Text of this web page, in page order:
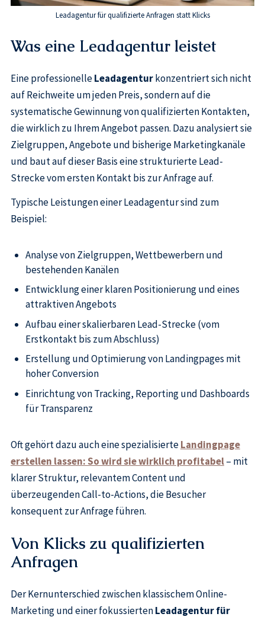
Leadagentur für qualifizierte Anfragen statt Klicks
Was eine Leadagentur leistet
Eine professionelleLeadagenturkonzentriert sich nicht
auf Reichweite um jeden Preis, sondern auf die
systematische Gewinnung von qualifizierten Kontakten,
die wirklich zu Ihrem Angebot passen. Dazu analysiert sie
Zielgruppen, Angebote und bisherige Marketingkanäle
und baut auf dieser Basis eine strukturierte Lead-
Strecke vom ersten Kontakt bis zur Anfrage auf.
Typische Leistungen einer Leadagentur sind zum
Beispiel:
Analyse von Zielgruppen, Wettbewerbern und
bestehenden Kanälen
Entwicklung einer klaren Positionierung und eines
attraktiven Angebots
Aufbau einer skalierbaren Lead-Strecke (vom
Erstkontakt bis zum Abschluss)
Erstellung und Optimierung von Landingpages mit
hoher Conversion
Einrichtung von Tracking, Reporting und Dashboards
für Transparenz
Oft gehört dazu auch eine spezialisierteLandingpage
erstellen lassen: So wird sie wirklich profitabel– mit
klarer Struktur, relevantem Content und
überzeugenden Call-to-Actions, die Besucher
konsequent zur Anfrage führen.
Von Klicks zu qualifizierten
Anfragen
Der Kernunterschied zwischen klassischem Online-
Marketing und einer fokussiertenLeadagentur für